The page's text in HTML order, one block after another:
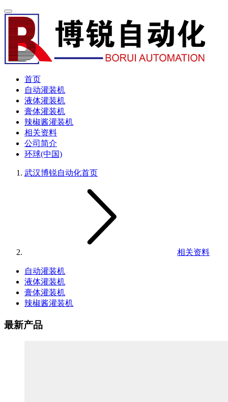
首页
自动灌装机
液体灌装机
膏体灌装机
辣椒酱灌装机
相关资料
公司简介
环球(中国)
武汉博锐自动化首页
相关资料
自动灌装机
液体灌装机
膏体灌装机
辣椒酱灌装机
最新产品